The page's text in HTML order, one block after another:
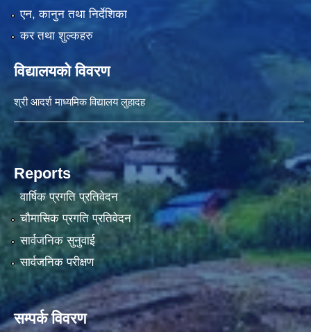
एन, कानुन तथा निर्देशिका
कर तथा शुल्कहरु
विद्यालयको विवरण
श्री आदर्श माध्यमिक विद्यालय लुहादह
Reports
वार्षिक प्रगति प्रतिवेदन
चौमासिक प्रगति प्रतिवेदन
सार्वजनिक सुनुवाई
सार्वजनिक परीक्षण
सम्पर्क विवरण